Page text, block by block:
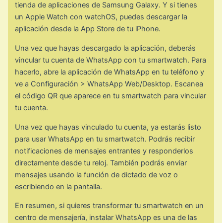
tienda de aplicaciones de Samsung Galaxy. Y si tienes
un Apple Watch con watchOS, puedes descargar la
aplicación desde la App Store de tu iPhone.
Una vez que hayas descargado la aplicación, deberás
vincular tu cuenta de WhatsApp con tu smartwatch. Para
hacerlo, abre la aplicación de WhatsApp en tu teléfono y
ve a Configuración > WhatsApp Web/Desktop. Escanea
el código QR que aparece en tu smartwatch para vincular
tu cuenta.
Una vez que hayas vinculado tu cuenta, ya estarás listo
para usar WhatsApp en tu smartwatch. Podrás recibir
notificaciones de mensajes entrantes y responderlos
directamente desde tu reloj. También podrás enviar
mensajes usando la función de dictado de voz o
escribiendo en la pantalla.
En resumen, si quieres transformar tu smartwatch en un
centro de mensajería, instalar WhatsApp es una de las